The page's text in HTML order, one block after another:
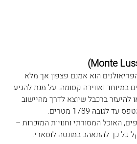
)
הוא אמנם פצפון אך מלא
במיוחד ואווירה קסומה. על מנת להגיע
להיעזר ברכבל שיוצא לדרך מהיישוב
עד לגובה 1789 מטרים.
האוכל המסורתי וחנויות המזכרות –
כל כך להתאהב במונטה לוסארי.